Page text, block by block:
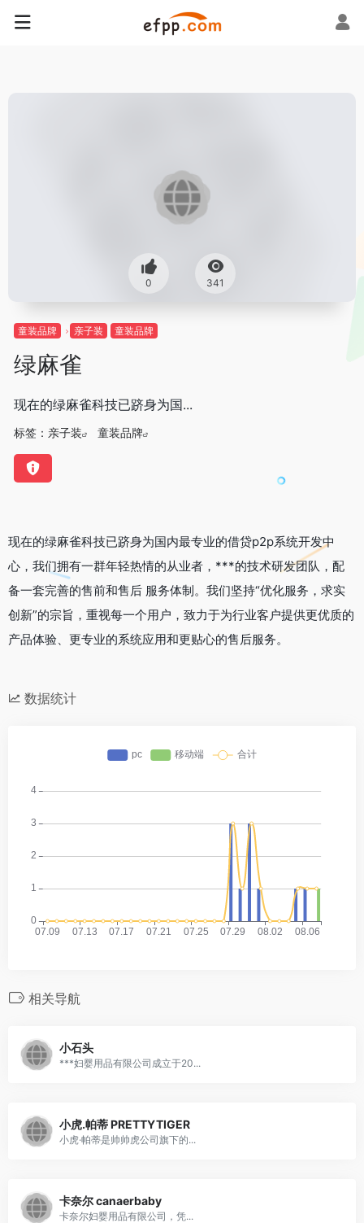
0 341
童装品牌 亲子装 童装品牌
绿麻雀
现在的绿麻雀科技已跻身为国...
标签： 亲子装 童装品牌
现在的绿麻雀科技已跻身为国内最专业的借贷p2p系统开发中
心，我们拥有一群年轻热情的从业者，***的技术研发团队，配
备一套完善的售前和售后 服务体制。我们坚持“优化服务，求实
创新”的宗旨，重视每一个用户，致力于为行业客户提供更优质的
产品体验、更专业的系统应用和更贴心的售后服务。
数据统计
相关导航
小石头
***妇婴用品有限公司成立于20...
小虎.帕蒂 PRETTYTIGER
小虎·帕蒂是帅帅虎公司旗下的...
卡奈尔 canaerbaby
卡奈尔妇婴用品有限公司，凭...